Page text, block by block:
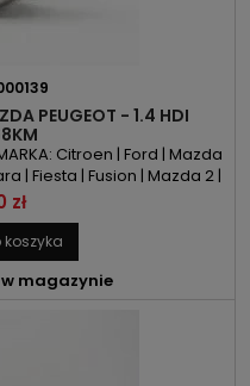
PEUGEOT - 1.4 HDI
Citroen | Ford | Mazda
| Fiesta | Fusion | Mazda 2 |
8HR | 8HT | 8HX | 8HZ |
POJEMNOŚĆ: 1398ccm
40kW | 68KM/50kW ROK
2001r
zł
magazynie